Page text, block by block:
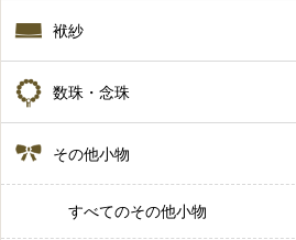
袱紗
数珠・念珠
その他小物
すべてのその他小物